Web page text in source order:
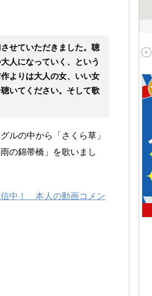
せていただきました。聴
人になっていく、という
よりは大人の女、いい女
いてください。そして歌
ルの中から「さくら草」
の錦帯橋」を歌いまし
信中！ 本人の動画コメン